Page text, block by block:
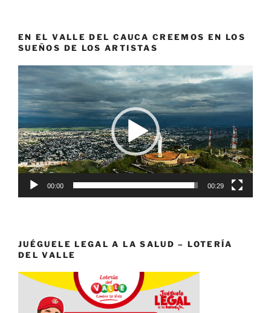
EN EL VALLE DEL CAUCA CREEMOS EN LOS
SUEÑOS DE LOS ARTISTAS
Reproductor
de
vídeo
00:00 00:29
JUÉGUELE LEGAL A LA SALUD – LOTERÍA
DEL VALLE